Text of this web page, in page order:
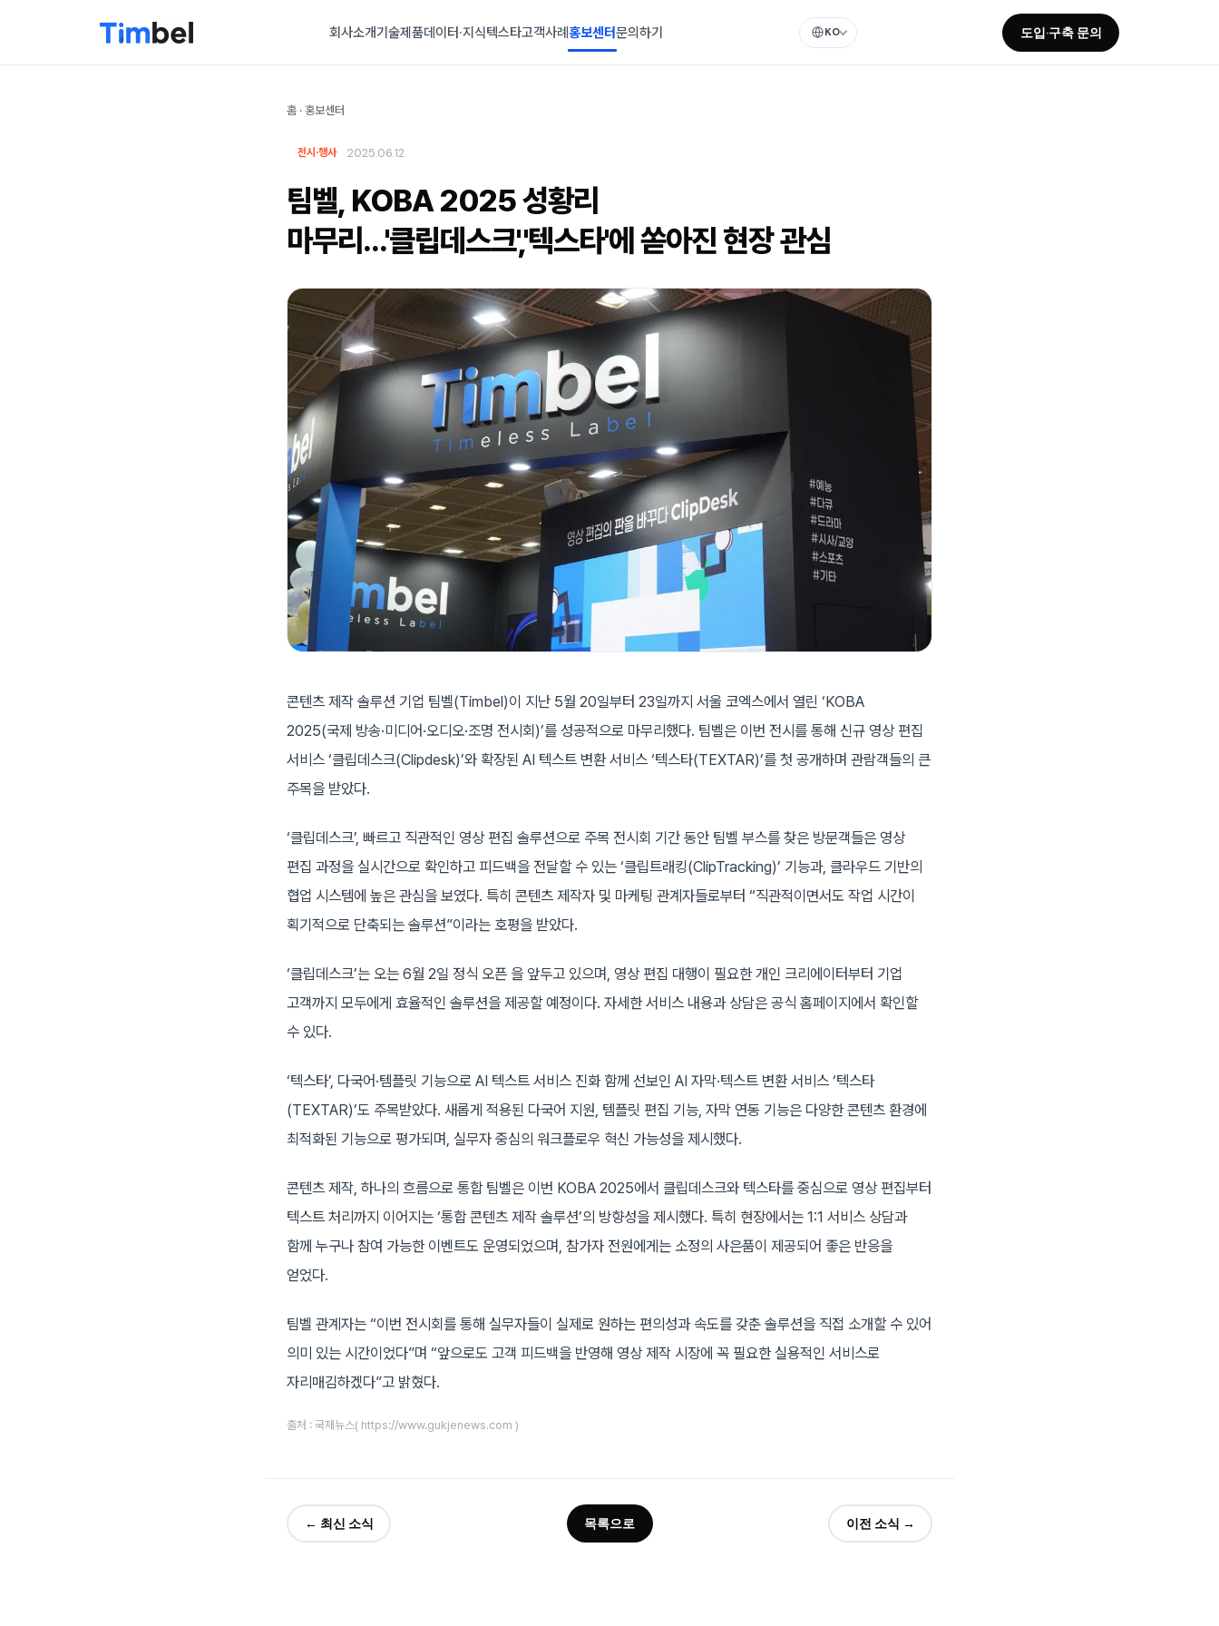
회사소개기술제품데이터·지식텍스타고객사례홍보센터문의하기 KO 도입·구축 문의
홈 · 홍보센터
전시·행사 2025.06.12
팀벨, KOBA 2025 성황리
마무리...'클립데스크','텍스타'에 쏟아진 현장 관심
콘텐츠 제작 솔루션 기업 팀벨(Timbel)이 지난 5월 20일부터 23일까지 서울 코엑스에서 열린 ‘KOBA
2025(국제 방송·미디어·오디오·조명 전시회)’를 성공적으로 마무리했다. 팀벨은 이번 전시를 통해 신규 영상 편집
서비스 ‘클립데스크(Clipdesk)’와 확장된 AI 텍스트 변환 서비스 ‘텍스타(TEXTAR)’를 첫 공개하며 관람객들의 큰
주목을 받았다.
‘클립데스크’, 빠르고 직관적인 영상 편집 솔루션으로 주목 전시회 기간 동안 팀벨 부스를 찾은 방문객들은 영상
편집 과정을 실시간으로 확인하고 피드백을 전달할 수 있는 ‘클립트래킹(ClipTracking)’ 기능과, 클라우드 기반의
협업 시스템에 높은 관심을 보였다. 특히 콘텐츠 제작자 및 마케팅 관계자들로부터 “직관적이면서도 작업 시간이
획기적으로 단축되는 솔루션”이라는 호평을 받았다.
‘클립데스크’는 오는 6월 2일 정식 오픈 을 앞두고 있으며, 영상 편집 대행이 필요한 개인 크리에이터부터 기업
고객까지 모두에게 효율적인 솔루션을 제공할 예정이다. 자세한 서비스 내용과 상담은 공식 홈페이지에서 확인할
수 있다.
‘텍스타’, 다국어·템플릿 기능으로 AI 텍스트 서비스 진화 함께 선보인 AI 자막·텍스트 변환 서비스 ‘텍스타
(TEXTAR)’도 주목받았다. 새롭게 적용된 다국어 지원, 템플릿 편집 기능, 자막 연동 기능은 다양한 콘텐츠 환경에
최적화된 기능으로 평가되며, 실무자 중심의 워크플로우 혁신 가능성을 제시했다.
콘텐츠 제작, 하나의 흐름으로 통합 팀벨은 이번 KOBA 2025에서 클립데스크와 텍스타를 중심으로 영상 편집부터
텍스트 처리까지 이어지는 ‘통합 콘텐츠 제작 솔루션’의 방향성을 제시했다. 특히 현장에서는 1:1 서비스 상담과
함께 누구나 참여 가능한 이벤트도 운영되었으며, 참가자 전원에게는 소정의 사은품이 제공되어 좋은 반응을
얻었다.
팀벨 관계자는 “이번 전시회를 통해 실무자들이 실제로 원하는 편의성과 속도를 갖춘 솔루션을 직접 소개할 수 있어
의미 있는 시간이었다”며 “앞으로도 고객 피드백을 반영해 영상 제작 시장에 꼭 필요한 실용적인 서비스로
자리매김하겠다”고 밝혔다.
출처 : 국제뉴스( https://www.gukjenews.com )
← 최신 소식 목록으로 이전 소식 →